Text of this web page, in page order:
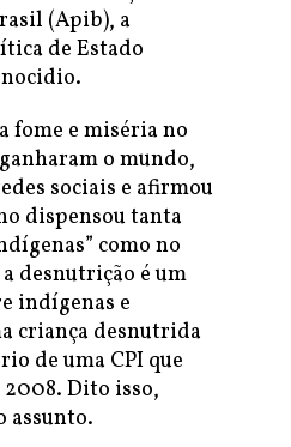
(Apib), a
de Estado
fome e miséria no
o mundo,
sociais e afirmou
dispensou tanta
como no
desnutrição é um
indígenas e
criança desnutrida
de uma CPI que
Dito isso,
assunto.